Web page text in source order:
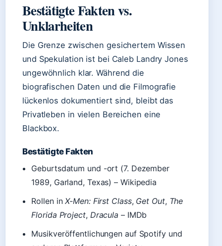
Bestätigte Fakten vs.
Unklarheiten
Die Grenze zwischen gesichertem Wissen
und Spekulation ist bei Caleb Landry Jones
ungewöhnlich klar. Während die
biografischen Daten und die Filmografie
lückenlos dokumentiert sind, bleibt das
Privatleben in vielen Bereichen eine
Blackbox.
Bestätigte Fakten
Geburtsdatum und -ort (7. Dezember
1989, Garland, Texas) – Wikipedia
Rollen inX-Men: First Class, Get Out, The
Florida Project, Dracula – IMDb
Musikveröffentlichungen auf Spotify und